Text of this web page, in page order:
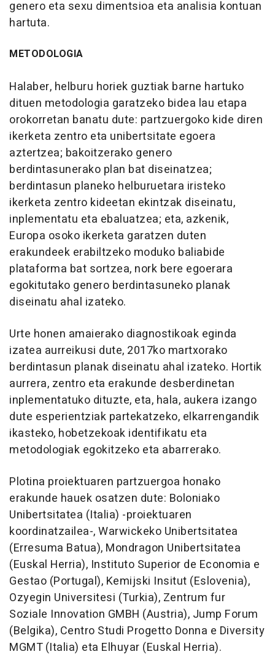
genero eta sexu dimentsioa eta analisia kontuan
hartuta.
METODOLOGIA
Halaber, helburu horiek guztiak barne hartuko
dituen metodologia garatzeko bidea lau etapa
orokorretan banatu dute: partzuergoko kide diren
ikerketa zentro eta unibertsitate egoera
aztertzea; bakoitzerako genero
berdintasunerako plan bat diseinatzea;
berdintasun planeko helburuetara iristeko
ikerketa zentro kideetan ekintzak diseinatu,
inplementatu eta ebaluatzea; eta, azkenik,
Europa osoko ikerketa garatzen duten
erakundeek erabiltzeko moduko baliabide
plataforma bat sortzea, nork bere egoerara
egokitutako genero berdintasuneko planak
diseinatu ahal izateko.
Urte honen amaierako diagnostikoak eginda
izatea aurreikusi dute, 2017ko martxorako
berdintasun planak diseinatu ahal izateko. Hortik
aurrera, zentro eta erakunde desberdinetan
inplementatuko dituzte, eta, hala, aukera izango
dute esperientziak partekatzeko, elkarrengandik
ikasteko, hobetzekoak identifikatu eta
metodologiak egokitzeko eta abarrerako.
Plotina proiektuaren partzuergoa honako
erakunde hauek osatzen dute: Boloniako
Unibertsitatea (Italia) -proiektuaren
koordinatzailea-, Warwickeko Unibertsitatea
(Erresuma Batua), Mondragon Unibertsitatea
(Euskal Herria), Instituto Superior de Economia e
Gestao (Portugal), Kemijski Insitut (Eslovenia),
Ozyegin Universitesi (Turkia), Zentrum fur
Soziale Innovation GMBH (Austria), Jump Forum
(Belgika), Centro Studi Progetto Donna e Diversity
MGMT (Italia) eta Elhuyar (Euskal Herria).